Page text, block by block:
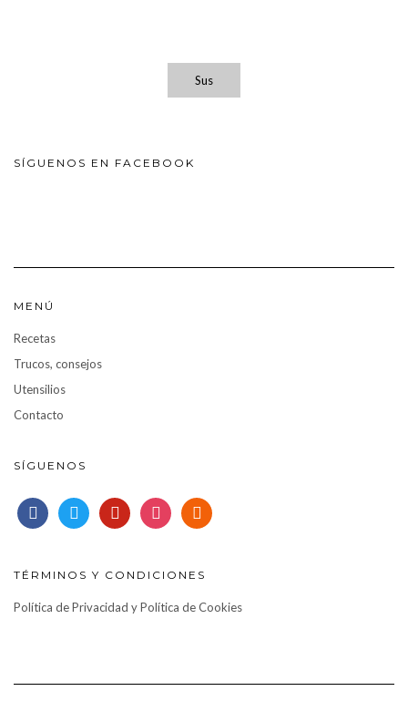
Sus
SÍGUENOS EN FACEBOOK
MENÚ
Recetas
Trucos, consejos
Utensilios
Contacto
SÍGUENOS
facebooktwitter pinterestinstagramrss
TÉRMINOS Y CONDICIONES
Política de Privacidad y Política de Cookies